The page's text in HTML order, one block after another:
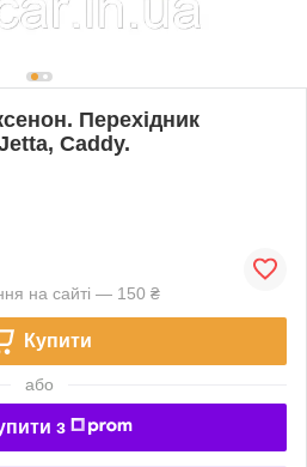
Перехідник
Caddy.
на сайті — 150 ₴
Купити
або
з